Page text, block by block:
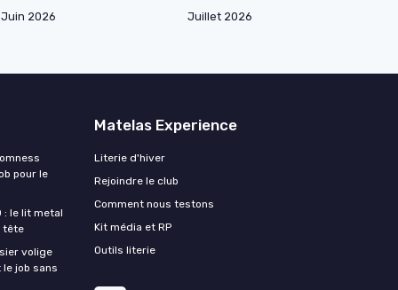
Juin 2026
Juillet 2026
pour le
: le lit metal
tête
volige
job sans
Matelas Experience
Literie d'hiver
Rejoindre le club
Comment nous testons
Kit média et RP
Outils literie